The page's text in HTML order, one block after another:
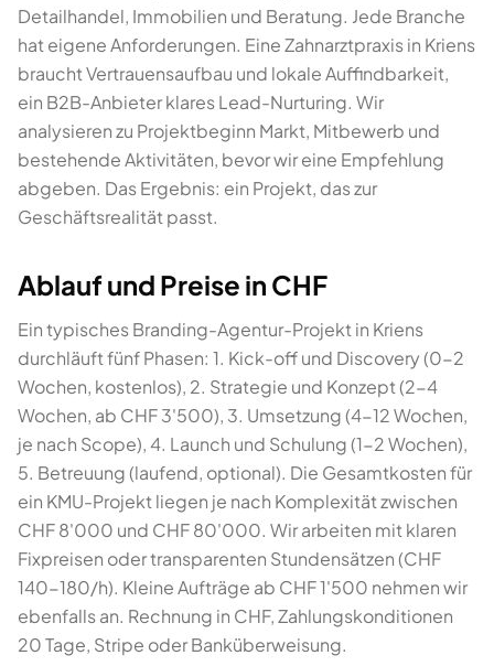
Detailhandel, Immobilien und Beratung. Jede Branche
hat eigene Anforderungen. Eine Zahnarztpraxis in Kriens
braucht Vertrauensaufbau und lokale Auffindbarkeit,
ein B2B-Anbieter klares Lead-Nurturing. Wir
analysieren zu Projektbeginn Markt, Mitbewerb und
bestehende Aktivitäten, bevor wir eine Empfehlung
abgeben. Das Ergebnis: ein Projekt, das zur
Geschäftsrealität passt.
Ablauf und Preise in CHF
Ein typisches Branding-Agentur-Projekt in Kriens
durchläuft fünf Phasen: 1. Kick-off und Discovery (0-2
Wochen, kostenlos), 2. Strategie und Konzept (2-4
Wochen, ab CHF 3'500), 3. Umsetzung (4-12 Wochen,
je nach Scope), 4. Launch und Schulung (1-2 Wochen),
5. Betreuung (laufend, optional). Die Gesamtkosten für
ein KMU-Projekt liegen je nach Komplexität zwischen
CHF 8'000 und CHF 80'000. Wir arbeiten mit klaren
Fixpreisen oder transparenten Stundensätzen (CHF
140-180/h). Kleine Aufträge ab CHF 1'500 nehmen wir
ebenfalls an. Rechnung in CHF, Zahlungskonditionen
20 Tage, Stripe oder Banküberweisung.